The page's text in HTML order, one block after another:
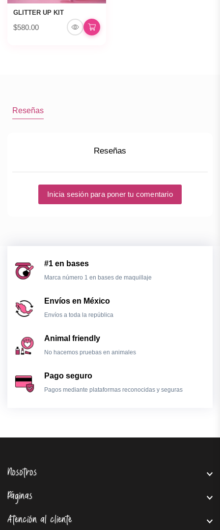
GLITTER UP KIT
$580.00
Reseñas
Reseñas
Inicia sesión para poner tu comentario
#1 en bases
Marca número 1 en bases de maquillaje
Envíos en México
Envíos a toda la república
Animal friendly
No hacemos pruebas en animales
Pago seguro
Pagos mediante plataformas reconocidas y seguras
Nosotros
Páginas
Atención al cliente